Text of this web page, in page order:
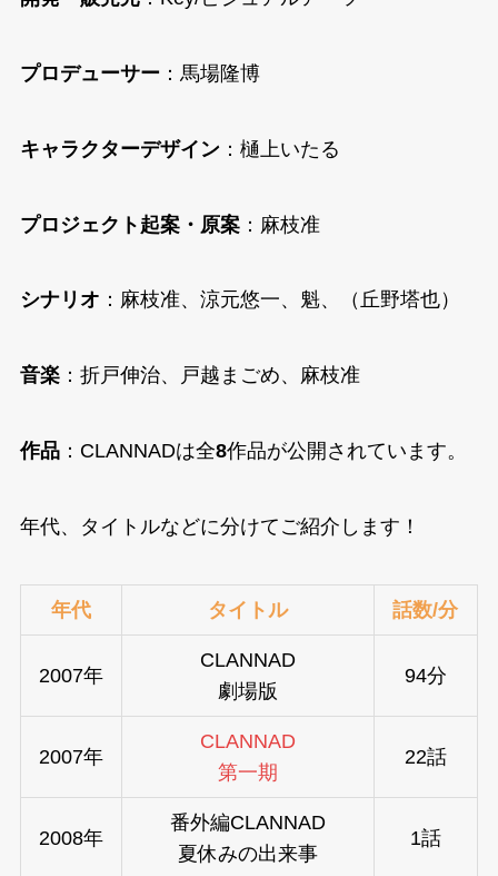
プロデューサー：馬場隆博
キャラクターデザイン：樋上いたる
プロジェクト起案・原案：麻枝准
シナリオ ：麻枝准、涼元悠一、魁、（丘野塔也）
音楽：折戸伸治、戸越まごめ、麻枝准
作品：CLANNADは全8作品が公開されています。
年代、タイトルなどに分けてご紹介します！
年代 タイトル 話数/分
2007年
CLANNAD
劇場版
94分
2007年
CLANNAD
第一期
22話
2008年
番外編CLANNAD
夏休みの出来事
1話